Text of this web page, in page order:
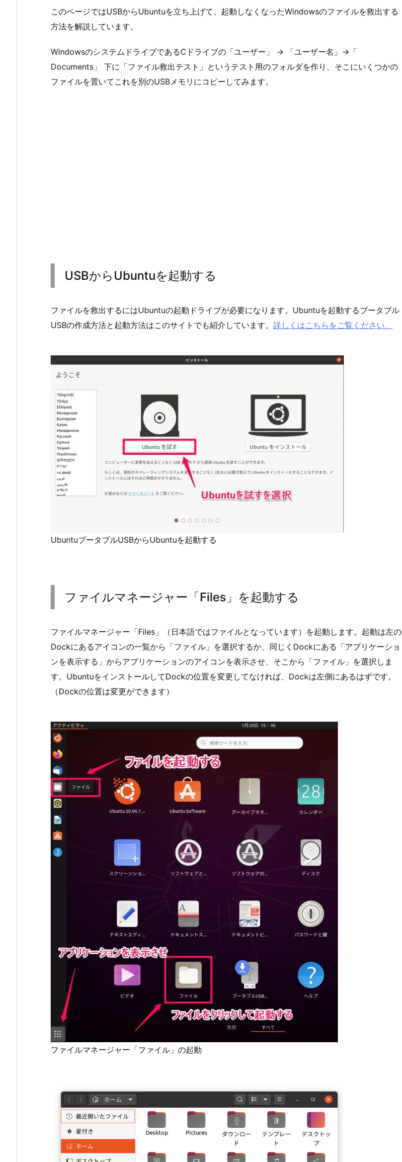
このページではUSBからUbuntuを立ち上げて、起動しなくなったWindowsのファイルを救出する
方法を解説しています。
WindowsのシステムドライブであるCドライブの「ユーザー」 -> 「ユーザー名」->「
Documents」 下に「ファイル救出テスト」というテスト用のフォルダを作り、そこにいくつかの
ファイルを置いてこれを別のUSBメモリにコピーしてみます。
USBからUbuntuを起動する
ファイルを救出するにはUbuntuの起動ドライブが必要になります。Ubuntuを起動するブータブル
USBの作成方法と起動方法はこのサイトでも紹介しています。 詳しくはこちらをご覧ください。
UbuntuブータブルUSBからUbuntuを起動する
ファイルマネージャー「Files」を起動する
ファイルマネージャー「Files」（日本語ではファイルとなっています）を起動します。起動は左の
Dockにあるアイコンの一覧から「ファイル」を選択するか、同じくDockにある「アプリケーショ
ンを表示する」からアプリケーションのアイコンを表示させ、そこから「ファイル」を選択しま
す。UbuntuをインストールしてDockの位置を変更してなければ、Dockは左側にあるはずです。
（Dockの位置は変更ができます）
ファイルマネージャー「ファイル」の起動